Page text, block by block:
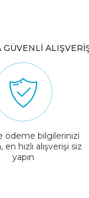
GÜVENLİ
ödeme bilgilerinizi
hızlı alışverişi siz
yapın